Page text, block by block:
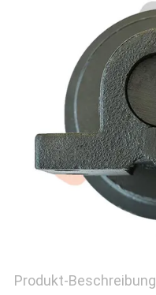
Produkt-Beschreibung